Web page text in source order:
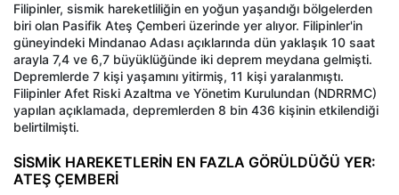
Filipinler, sismik hareketliliğin en yoğun yaşandığı bölgelerden
biri olan Pasifik Ateş Çemberi üzerinde yer alıyor. Filipinler'in
güneyindeki Mindanao Adası açıklarında dün yaklaşık 10 saat
arayla 7,4 ve 6,7 büyüklüğünde iki deprem meydana gelmişti.
Depremlerde 7 kişi yaşamını yitirmiş, 11 kişi yaralanmıştı.
Filipinler Afet Riski Azaltma ve Yönetim Kurulundan (NDRRMC)
yapılan açıklamada, depremlerden 8 bin 436 kişinin etkilendiği
belirtilmişti.
SİSMİK HAREKETLERİN EN FAZLA GÖRÜLDÜĞÜ YER:
ATEŞ ÇEMBERİ